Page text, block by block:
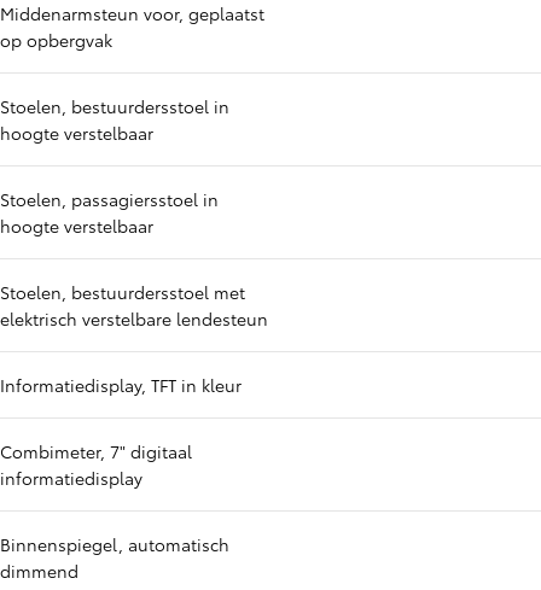
Middenarmsteun voor, geplaatst
op opbergvak
Stoelen, bestuurdersstoel in
hoogte verstelbaar
Stoelen, passagiersstoel in
hoogte verstelbaar
Stoelen, bestuurdersstoel met
elektrisch verstelbare lendesteun
Informatiedisplay, TFT in kleur
Combimeter, 7" digitaal
informatiedisplay
Binnenspiegel, automatisch
dimmend